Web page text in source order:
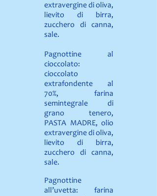
extravergine di oliva,
lievito di birra,
zucchero di canna,
sale.
Pagnottine al
cioccolato:
cioccolato
extrafondente al
70%, farina
semintegrale di
grano tenero,
PASTA MADRE, olio
extravergine di oliva,
lievito di birra,
zucchero di canna,
sale.
Pagnottine
all’uvetta: farina